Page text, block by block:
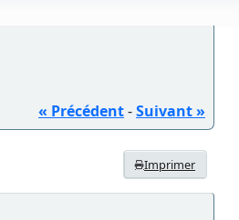
« Précédent-Suivant »
Imprimer